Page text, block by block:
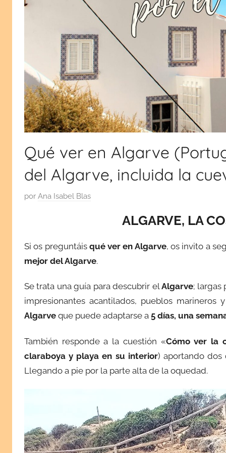
España
Europa
monumentos,
¡Visita
blog!
Qué ver en Algarve
del Algarve, incluida la
P
i
c
d
a
e
s
e
p
b
r
por Ana Isabel Blas
ALGARVE, LA
Si os preguntáis qué ver en Algarve, os invito a
mejor del Algarve.
Se trata una guía para descubrir elAlgarve; largas
impresionantes acantilados, pueblos
Algarve que puede adaptarse a 5 días, una
También responde a la cuestión «Cómo ver la
claraboya y playa en su interior) aportando dos
Llegando a pie por la parte alta de la oquedad.